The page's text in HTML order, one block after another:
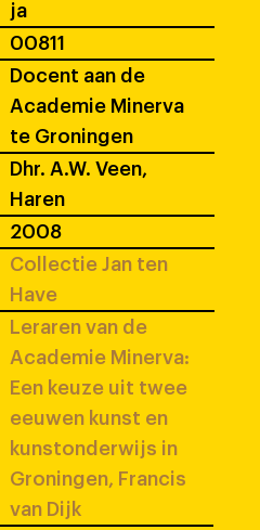
ja
00811
Docent aan de
Academie Minerva
te Groningen
Dhr. A.W. Veen,
Haren
2008
Collectie Jan ten
Have
Leraren van de
Academie Minerva:
Een keuze uit twee
eeuwen kunst en
kunstonderwijs in
Groningen, Francis
van Dijk